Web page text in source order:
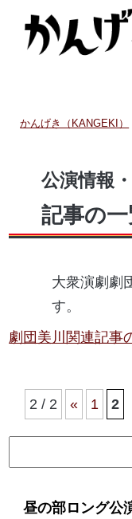
かんげき（KANGEKI）
公演情報
記事の
大衆演劇劇
す。
劇団美川関連記事
2 / 2 « 1 2
昼の部ロング公